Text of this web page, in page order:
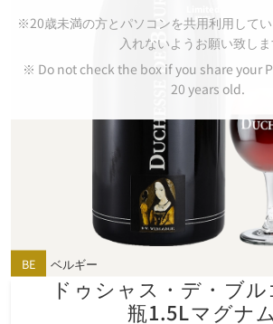
※20歳未満の方とパソコンを共用利用して
入れないようお願い致しま
※ Do not check the box if you share your
20 years old.
BE ベルギー
ドゥシャス・ デ・ ブル
瓶1.5Lマグナム